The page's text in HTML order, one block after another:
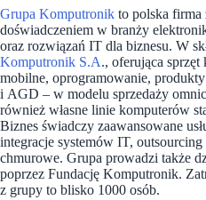
Grupa Komputronik to polska
doświadczeniem w branży
oraz rozwiązań IT dla biznesu. W
Komputronik S.A., oferująca
mobilne, oprogramowanie,
i AGD – w modelu sprzedaży
również własne linie komputerów
Biznes świadczy zaawansowane
integracje systemów IT,
chmurowe. Grupa prowadzi także
poprzez Fundację Komputronik.
z grupy to blisko 1000 osób.